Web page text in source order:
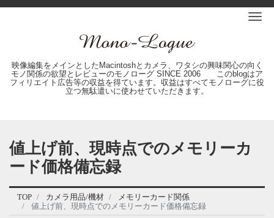
映像編集をメインとしたMacintoshとカメラ、ワタシの興味関心の向く
モノ関係の欲望とレビューのモノローグ SINCE 2006 このblogはア
フィリエイト広告等の収益を得ています。収益はすべてモノローグに役
立つ無駄遣いに使わせていただきます。
値上げ前、現時点でのメモリーカ
ード価格備忘録
TOP カメラ用品/機材
メモリーカード関係
値上げ前、現時点でのメモリーカード価格備忘録